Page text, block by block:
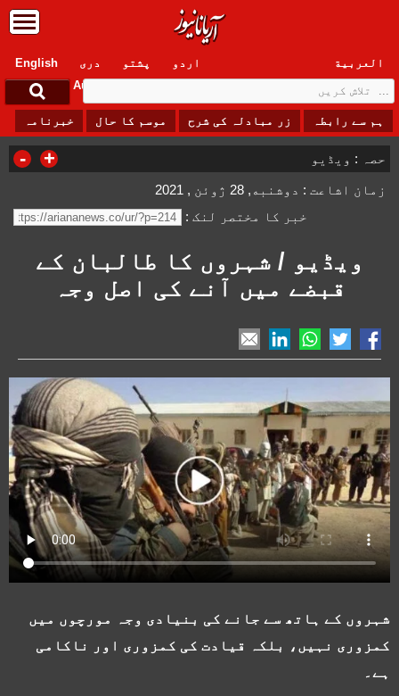
English دری پشتو العربیة
اردو
Sunday, 9 August , 2026
ہم سے رابطہ زر مبادلہ کی شرح موسم کا حال خبرنامہ
حصہ : ویڈیو - +
زمان اشاعت : دوشنبه, 28 ژوئن , 2021
خبر کا مختصر لنک :
ویڈیو / شہروں کا طالبان کے
قبضے میں آنے کی اصل وجہ
شہروں کے ہاتھ سے جانے کی بنیادی وجہ مورچوں میں
کمزوری نہیں، بلکہ قیادت کی کمزوری اور ناکامی
ہے۔